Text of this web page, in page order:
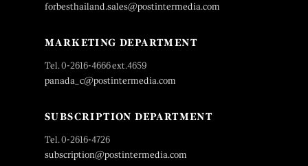
forbesthailand.sales@postintermedia.com
MARKETING DEPARTMENT
Tel. 0-2616-4666 ext.4659
panada_c@postintermedia.com
SUBSCRIPTION DEPARTMENT
Tel. 0-2616-4726
subscription@postintermedia.com